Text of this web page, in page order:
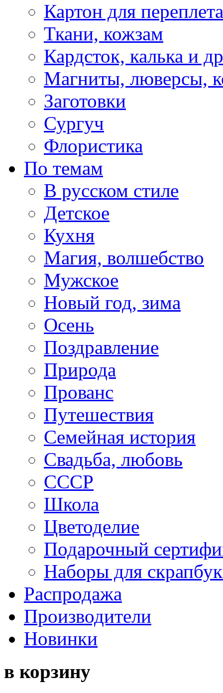
Картон для переплета
Ткани, кожзам
Кардсток, калька и
Магниты, люверсы,
Заготовки
Сургуч
Флористика
По темам
В русском стиле
Детское
Кухня
Магия, волшебство
Мужское
Новый год, зима
Осень
Поздравление
Природа
Прованс
Путешествия
Семейная история
Свадьба, любовь
СССР
Школа
Цветоделие
Подарочный
Наборы для
Распродажа
Производители
Новинки
в корзину